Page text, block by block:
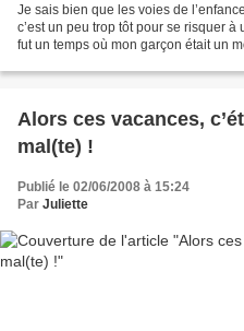
Je sais bien que les voies de
c’est un peu trop tôt pour se risquer à
fut un temps où mon garçon était un
Alors ces vacances,
mal(te) !
Publié le 02/06/2008 à 15:24
Par Juliette